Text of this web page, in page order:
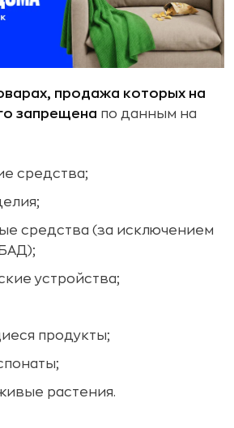
продажа которых на
запрещена по данным на
средства;
средства (за исключением
устройства;
продукты;
растения.